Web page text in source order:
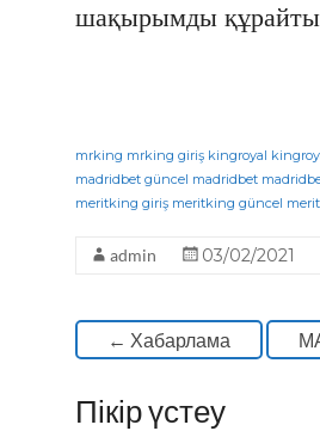
шақырымды
mrking mrking giriş kingroyal
madridbet güncel madridbet
meritking giriş meritking güncel
admin 03/02/2021
← Хабарлама
Пікір үстеу